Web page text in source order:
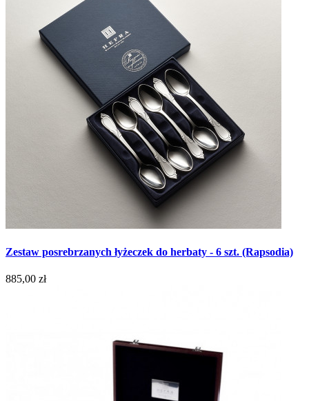
Zestaw posrebrzanych łyżeczek do herbaty - 6 szt. (Rapsodia)
885,00 zł